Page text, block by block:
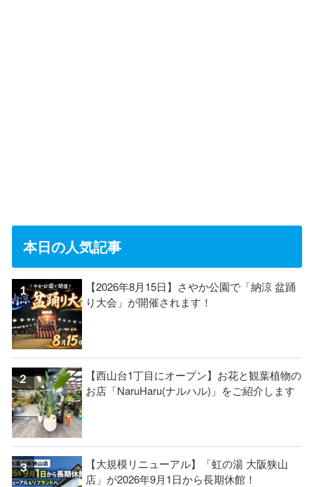
本日の人気記事
【2026年8月15日】さやか公園で「納涼 盆踊
り大会」が開催されます！
【西山台1丁目にオープン】お花と観葉植物の
お店「NaruHaru(ナルハル)」をご紹介します
【大規模リニューアル】「虹の湯 大阪狭山
店」が2026年9月1日から長期休館！